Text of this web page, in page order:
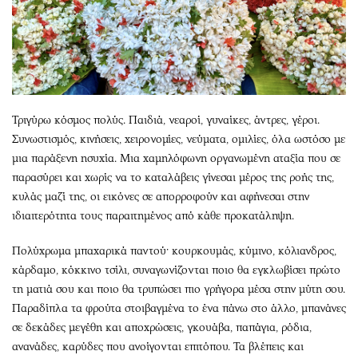
Τριγύρω κόσμος πολύς. Παιδιά, νεαροί, γυναίκες, άντρες, γέροι.
Συνωστισμός, κινήσεις, χειρονομίες, νεύματα, ομιλίες, όλα ωστόσο με
μια παράξενη ησυχία. Μια χαμηλόφωνη οργανωμένη αταξία που σε
παρασύρει και χωρίς να το καταλάβεις γίνεσαι μέρος της ροής της,
κυλάς μαζί της, οι εικόνες σε απορροφούν και αφήνεσαι στην
ιδιαιτερότητα τους παραιτημένος από κάθε προκατάληψη.
Πολύχρωμα μπαχαρικά παντού· κουρκουμάς, κύμινο, κόλιανδρος,
κάρδαμο, κόκκινο τσίλι, συναγωνίζονται ποιο θα εγκλωβίσει πρώτο
τη ματιά σου και ποιο θα τρυπώσει πιο γρήγορα μέσα στην μύτη σου.
Παραδίπλα τα φρούτα στοιβαγμένα το ένα πάνω στο άλλο, μπανάνες
σε δεκάδες μεγέθη και αποχρώσεις, γκουάβα, παπάγια, ρόδια,
ανανάδες, καρύδες που ανοίγονται επιτόπου. Τα βλέπεις και